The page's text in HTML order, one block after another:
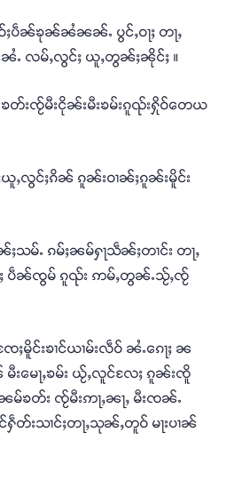
ပဵၼ်ၶုၼ်ၼႆၼၼ်ႉ ပွင်ႇဝႃႈ တႃႇ
လမ်ႇလွင်ႈ ယူႇတွၼ်ႈၼိုင်ႈ ။
းၸႂ်မီးငိုၼ်းမီးၶမ်းၵူၺ်းႁိုဝ်တေယ
ႇလွင်ႈၵိၼ် ၵူၼ်းဝၢၼ်ႈၵူၼ်းမိူင်း
ႈသမ်ႉ ၵမ်ႈၼမ်ႁႃသဵၼ်ႈတၢင်း တႃႇ
ပဵၼ်ၸွမ် ၵူၺ်း ဢမ်ႇတွၼ်ႉသႂ်ႇၸႂ်
ႄႈမိူင်းၶၢင်ယၢမ်းလဵဝ် ၼႆႉၵေႃႈ ၼ
မေႃႇၶမ်း ယႂ်ႇလူင်လႄႈ ၵူၼ်းၸိူ
ၶတ်း ၸႂ်မီးဢႃႇၼႃႇ မီးၸၼ်ႉ
းသၢင်ႈတႃႇသုၼ်ႇတူဝ် မႃးပၢၼ်